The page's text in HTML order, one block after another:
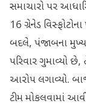
સમાચારો પર
16 ગ્રેનેડ
બદલે, પંજાબના
પરિવાર ગુમાવ્યો
આરોપ લગાવ્યો.
ટીમ મોકલવામાં